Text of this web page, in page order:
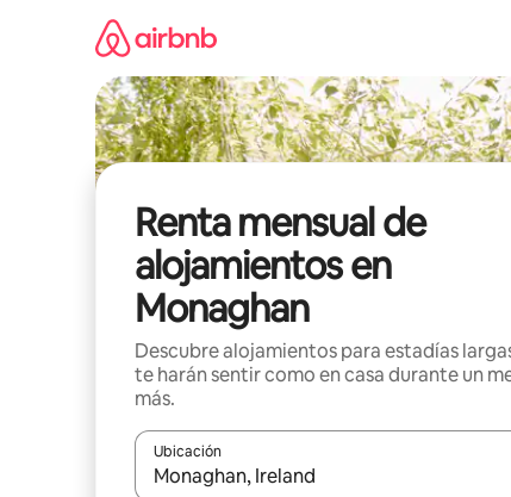
Renta mensual de
alojamientos en
Monaghan
Descubre alojamientos para estadías
te harán sentir como en casa durante un
más.
Ubicación
Cuando los resultados estén disponibles,